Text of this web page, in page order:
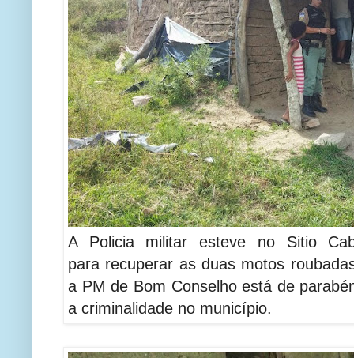
A Policia militar esteve no Sitio
para recuperar as duas motos
a PM de Bom Conselho está de
a criminalidade no município.